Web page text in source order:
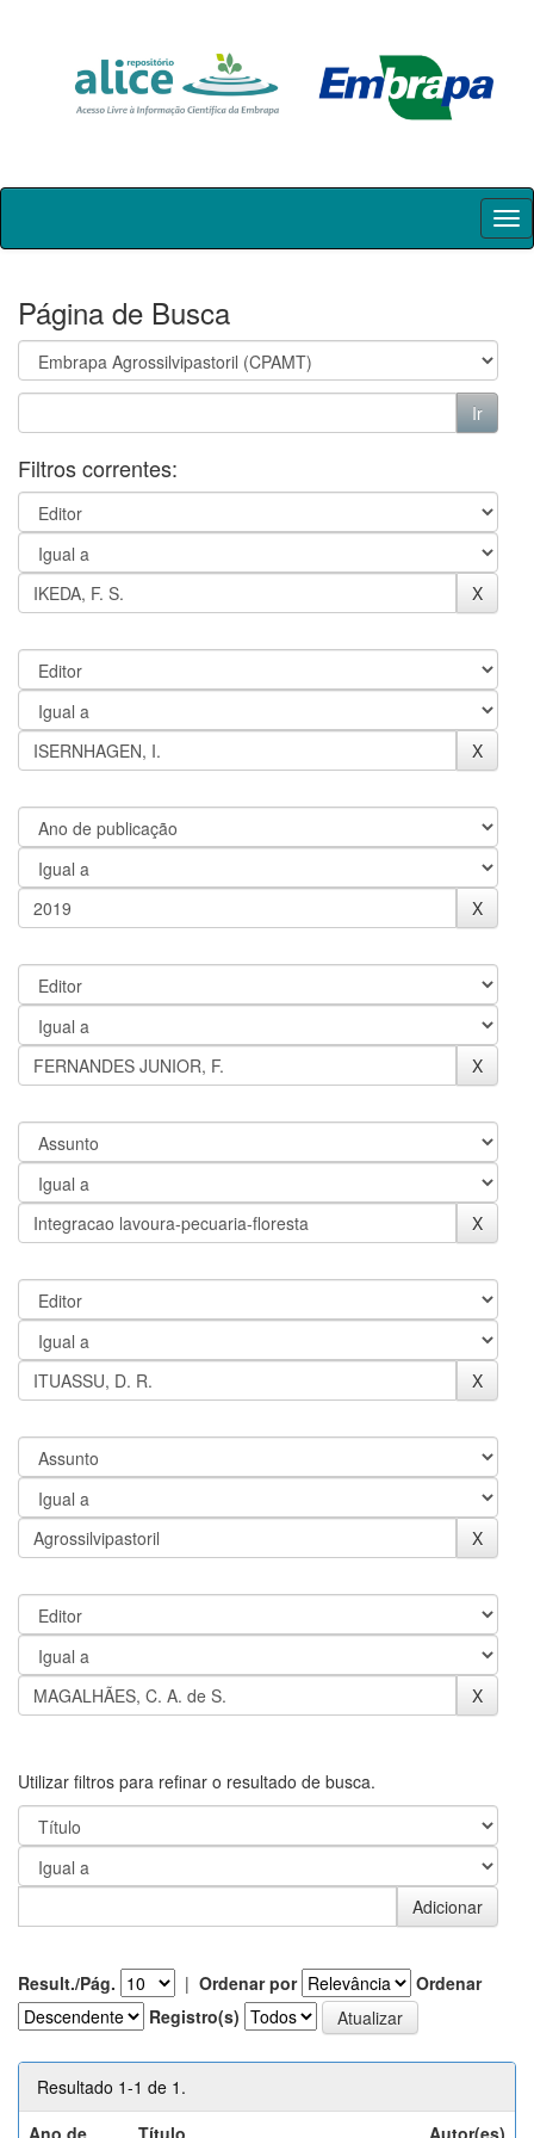
Skip
Página de Busca
Filtros correntes:
Utilizar filtros para refinar o resultado de busca.
Result./Pág. | Ordenar por
Ordenar
Registro(s)
Resultado 1-1 de 1.
Ano de
Título Autor(es)